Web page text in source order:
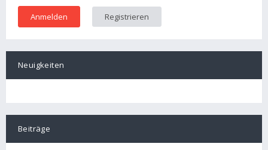
Registrieren
Neuigkeiten
Beiträge